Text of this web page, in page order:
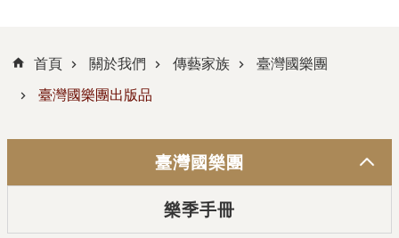
首頁 關於我們 傳藝家族 臺灣國樂團
臺灣國樂團出版品
臺灣國樂團
樂季手冊